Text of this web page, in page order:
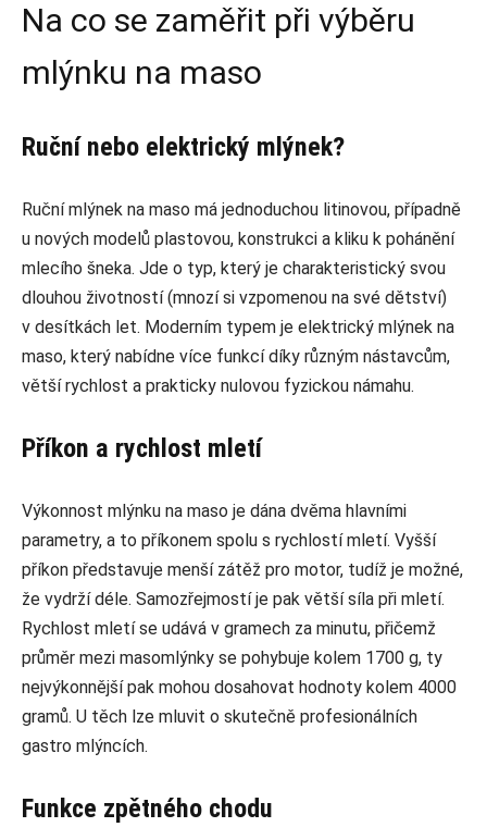
Na co se zaměřit při výběru
mlýnku na maso
Ruční nebo elektrický mlýnek?
Ruční mlýnek na maso má jednoduchou litinovou, případně
u nových modelů plastovou, konstrukci a kliku k pohánění
mlecího šneka. Jde o typ, který je charakteristický svou
dlouhou životností (mnozí si vzpomenou na své dětství)
v desítkách let. Moderním typem je elektrický mlýnek na
maso, který nabídne více funkcí díky různým nástavcům,
větší rychlost a prakticky nulovou fyzickou námahu.
Příkon a rychlost mletí
Výkonnost mlýnku na maso je dána dvěma hlavními
parametry, a to příkonem spolu s rychlostí mletí. Vyšší
příkon představuje menší zátěž pro motor, tudíž je možné,
že vydrží déle. Samozřejmostí je pak větší síla při mletí.
Rychlost mletí se udává v gramech za minutu, přičemž
průměr mezi masomlýnky se pohybuje kolem 1700 g, ty
nejvýkonnější pak mohou dosahovat hodnoty kolem 4000
gramů. U těch lze mluvit o skutečně profesionálních
gastro mlýncích.
Funkce zpětného chodu